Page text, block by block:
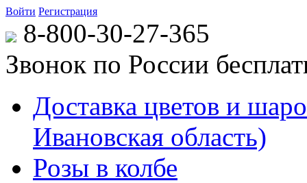
Войти Регистрация
8-800-30-27-365
Звонок по России
Доставка цветов и
Ивановская область)
Розы в колбе